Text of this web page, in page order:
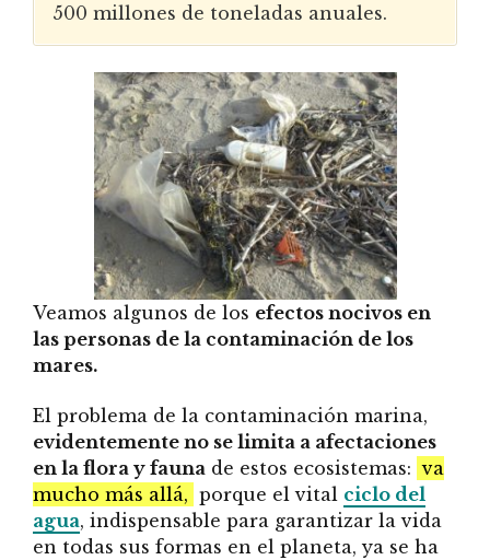
500 millones de toneladas anuales.
Veamos algunos de los efectos nocivos en
las personas de la contaminación de los
mares.
El problema de la contaminación marina,
evidentemente no se limita a afectaciones
en la flora y fauna de estos ecosistemas: va
mucho más allá, porque el vital ciclo del
agua, indispensable para garantizar la vida
en todas sus formas en el planeta, ya se ha